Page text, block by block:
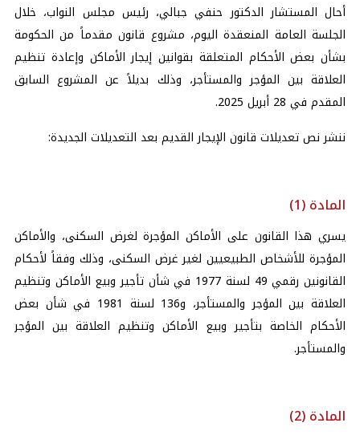
أحال المستشار الدكتور حنفي جبالي، رئيس مجلس النواب، خلال
الجلسة العامة المنعقدة اليوم، مشروع قانون مقدماً من الحكومة
بشأن بعض الأحكام المتعلقة بقوانين إيجار الأماكن وإعادة تنظيم
العلاقة بين المؤجر والمستأجر، وذلك بديلاً عن المشروع السابق
المقدم في 28 أبريل 2025.
ننشر نص تعديلات قانون الإيجار القديم بعد التعديلات الجديدة:
المادة (1)
يسري هذا القانون على الأماكن المؤجرة لغرض السكنى، والأماكن
المؤجرة للأشخاص الطبيعيين لغير غرض السكنى، وذلك وفقاً لأحكام
القانونين رقمي 49 لسنة 1977 في شأن تأجير وبيع الأماكن وتنظيم
العلاقة بين المؤجر والمستأجر، و136 لسنة 1981 في شأن بعض
الأحكام الخاصة بتأجير وبيع الأماكن وتنظيم العلاقة بين المؤجر
والمستأجر.
المادة (2)